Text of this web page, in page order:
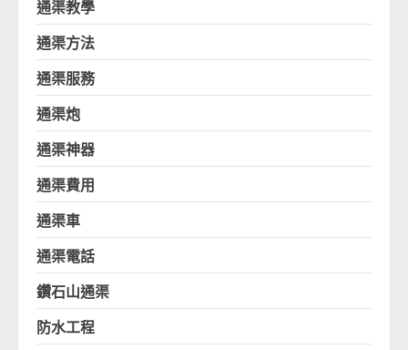
通渠教學
通渠方法
通渠服務
通渠炮
通渠神器
通渠費用
通渠車
通渠電話
鑽石山通渠
防水工程